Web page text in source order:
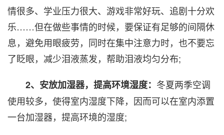
情很多、学业压力很大、游戏非常好玩、追剧十分欢
乐……但在做些事情的时候，要保证有足够的间隔休
息，避免用眼疲劳，同时在集中注意力时，也不要忘
了眨眼，减少泪液蒸发，帮助泪液均匀分布;
2、安放加湿器，提高环境湿度： 冬夏两季空调
使用较多，使得室内湿度下降，因而可以在室内添置
一台加湿器，提高环境的湿度;